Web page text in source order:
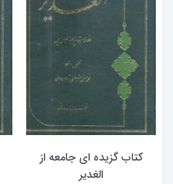
کتاب گزیده ای جامعه از
الغدیر